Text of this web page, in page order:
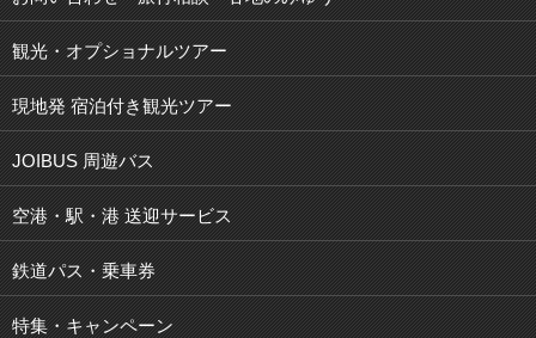
観光・オプショナルツアー
現地発 宿泊付き観光ツアー
JOIBUS 周遊バス
空港・駅・港 送迎サービス
鉄道パス・乗車券
特集・キャンペーン